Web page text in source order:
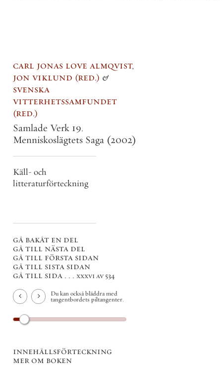
carl jonas love almqvist,
jon viklund red. &
svenska
vitterhetssamfundet
red.
Samlade Verk 19.
Menniskoslägtets Saga (2002)
Käll- och
litteraturförteckning
gå bakåt en del
gå till nästa del
gå till första sidan
gå till sista sidan
gå till sida . . . xxxvi av 534
Du kan också bläddra med
tangentbordets piltangenter.
innehållsförteckning
mer om boken